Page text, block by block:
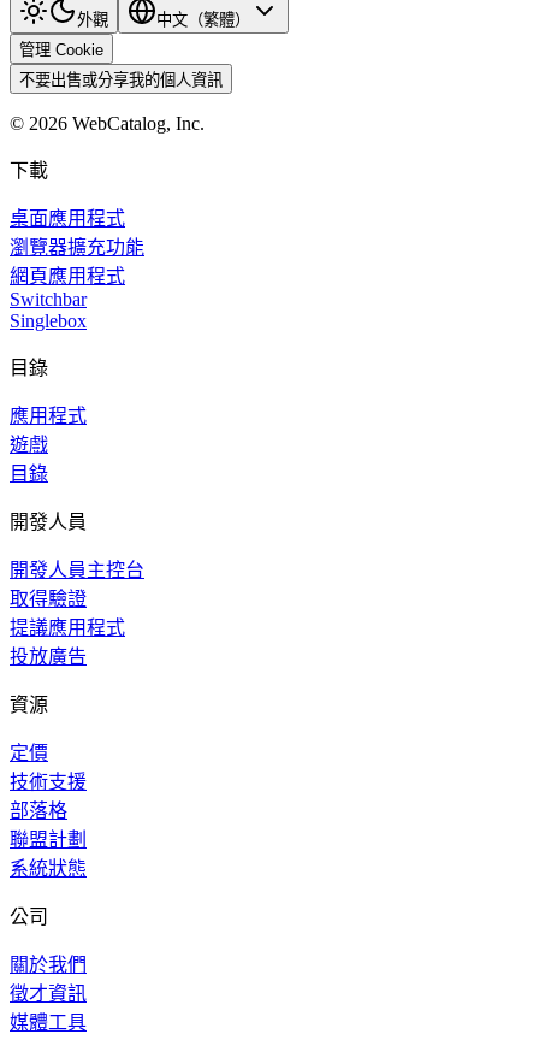
外觀
中文（繁體）
管理 Cookie
不要出售或分享我的個人資訊
© 2026 WebCatalog, Inc.
下載
桌面應用程式
瀏覽器擴充功能
網頁應用程式
Switchbar
Singlebox
目錄
應用程式
遊戲
目錄
開發人員
開發人員主控台
取得驗證
提議應用程式
投放廣告
資源
定價
技術支援
部落格
聯盟計劃
系統狀態
公司
關於我們
徵才資訊
媒體工具